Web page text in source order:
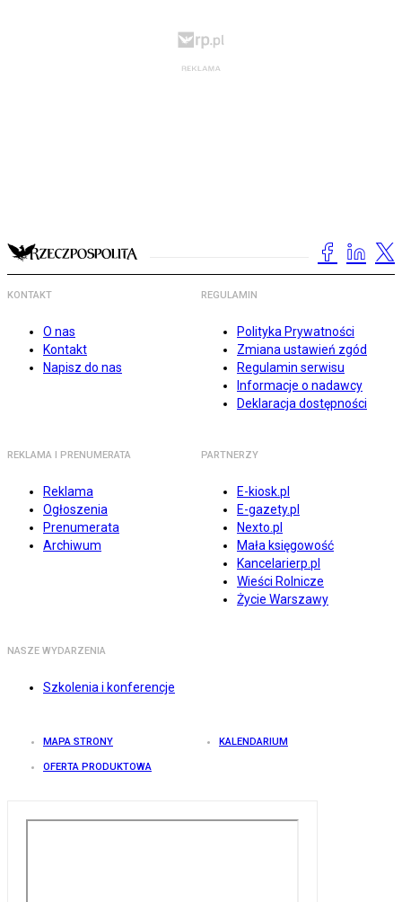
KONTAKT
O nas
Kontakt
Napisz do nas
REGULAMIN
Polityka Prywatności
Zmiana ustawień zgód
Regulamin serwisu
Informacje o nadawcy
Deklaracja dostępności
REKLAMA I PRENUMERATA
Reklama
Ogłoszenia
Prenumerata
Archiwum
PARTNERZY
E-kiosk.pl
E-gazety.pl
Nexto.pl
Mała księgowość
Kancelarierp.pl
Wieści Rolnicze
Życie Warszawy
NASZE WYDARZENIA
Szkolenia i konferencje
MAPA STRONY KALENDARIUM
OFERTA PRODUKTOWA